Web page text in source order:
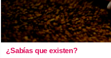
¿Sabías que existen?